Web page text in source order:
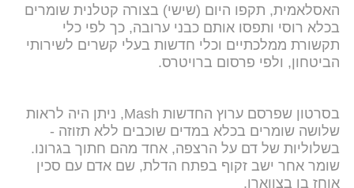
האסלאמית, תקפו היום (שישי) בצורה קטלנית שומרים
בכלא רוסי ותפסו אותם כבני ערובה, כך לפי כלי
תקשורת ממלכתיים וכלי חדשות בעלי קשרים לשירותי
הביטחון, ולפי פרסום ברויטרס.
בסרטון שפרסם ערוץ החדשות Mash, ניתן היה לראות
שלושה שומרים בכלא במדים שוכבים ללא תזוזה -
בשלוליות של דם על הרצפה, אחד מהם חתוך בגרונו.
שומר אחר ישב זקוף בפתח הדלת, שם אדם עם סכין
אוחז בו בצווארו.